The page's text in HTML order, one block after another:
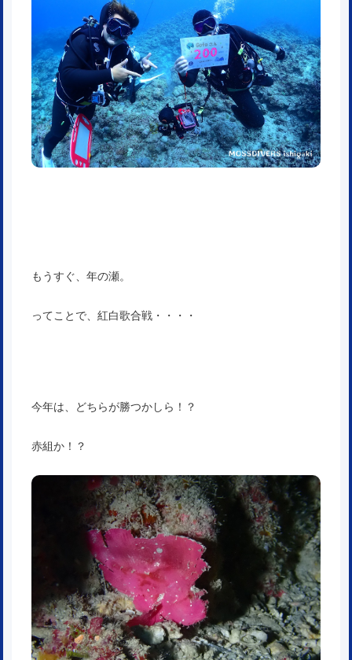
もうすぐ、年の瀬。
ってことで、紅白歌合戦・・・・
今年は、どちらが勝つかしら！？
赤組か！？